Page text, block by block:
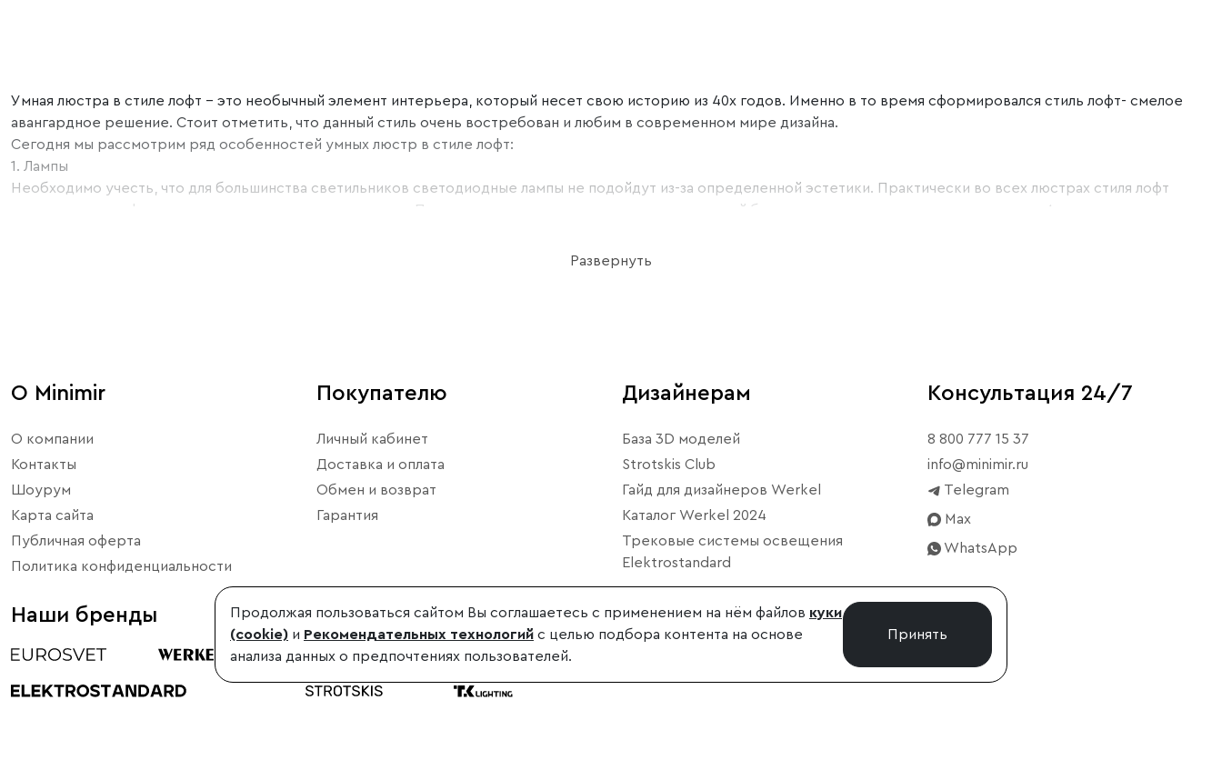
Умная люстра в стиле лофт – это необычный элемент интерьера, который несет свою историю из 40х годов. Именно в то время сформировался стиль лофт- смелое
авангардное решение. Стоит отметить, что данный стиль очень востребован и любим в современном мире дизайна.
Сегодня мы рассмотрим ряд особенностей умных люстр в стиле лофт:
1. Лампы
Необходимо учесть, что для большинства светильников светодиодные лампы не подойдут из-за определенной эстетики. Практически во всех люстрах стиля лофт
конструкция плафонов открытого или стеклянного типа. Поэтому лучшим вариантом для таких моделей будут лампы накаливания или галогенные. А также они отлично
Развернуть
О Minimir
О компании
Контакты
Шоурум
Карта сайта
Публичная оферта
Политика конфиденциальности
Покупателю
Личный кабинет
Доставка и оплата
Обмен и возврат
Гарантия
Дизайнерам
База 3D моделей
Strotskis Club
Гайд для дизайнеров Werkel
Каталог Werkel 2024
Трековые системы освещения
Elektrostandard
Консультация 24/7
8 800 777 15 37
info@minimir.ru
Telegram
Max
WhatsApp
Наши бренды Продолжая пользоваться сайтом Вы соглашаетесь с применением на нём файлов куки
(cookie) и Рекомендательных технологий с целью подбора контента на основе
анализа данных о предпочтениях пользователей.
Принять